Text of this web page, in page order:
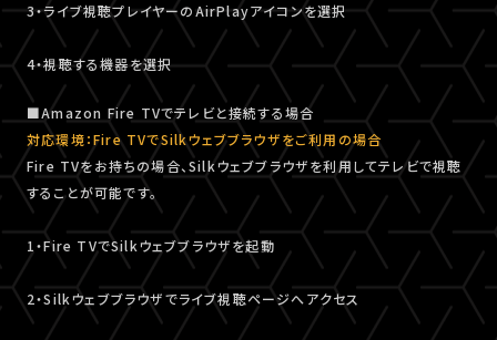
3・ライブ視聴プレイヤーのAirPlayアイコンを選択
4・視聴する機器を選択
■Amazon Fire TVでテレビと接続する場合
対応環境：Fire TVでSilkウェブブラウザをご利用の場合
Fire TVをお持ちの場合、Silkウェブブラウザを利用してテレビで視聴
することが可能です。
1・Fire TVでSilkウェブブラウザを起動
2・Silkウェブブラウザでライブ視聴ページへアクセス